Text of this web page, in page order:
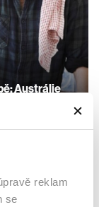
reklam
se
Austrálie